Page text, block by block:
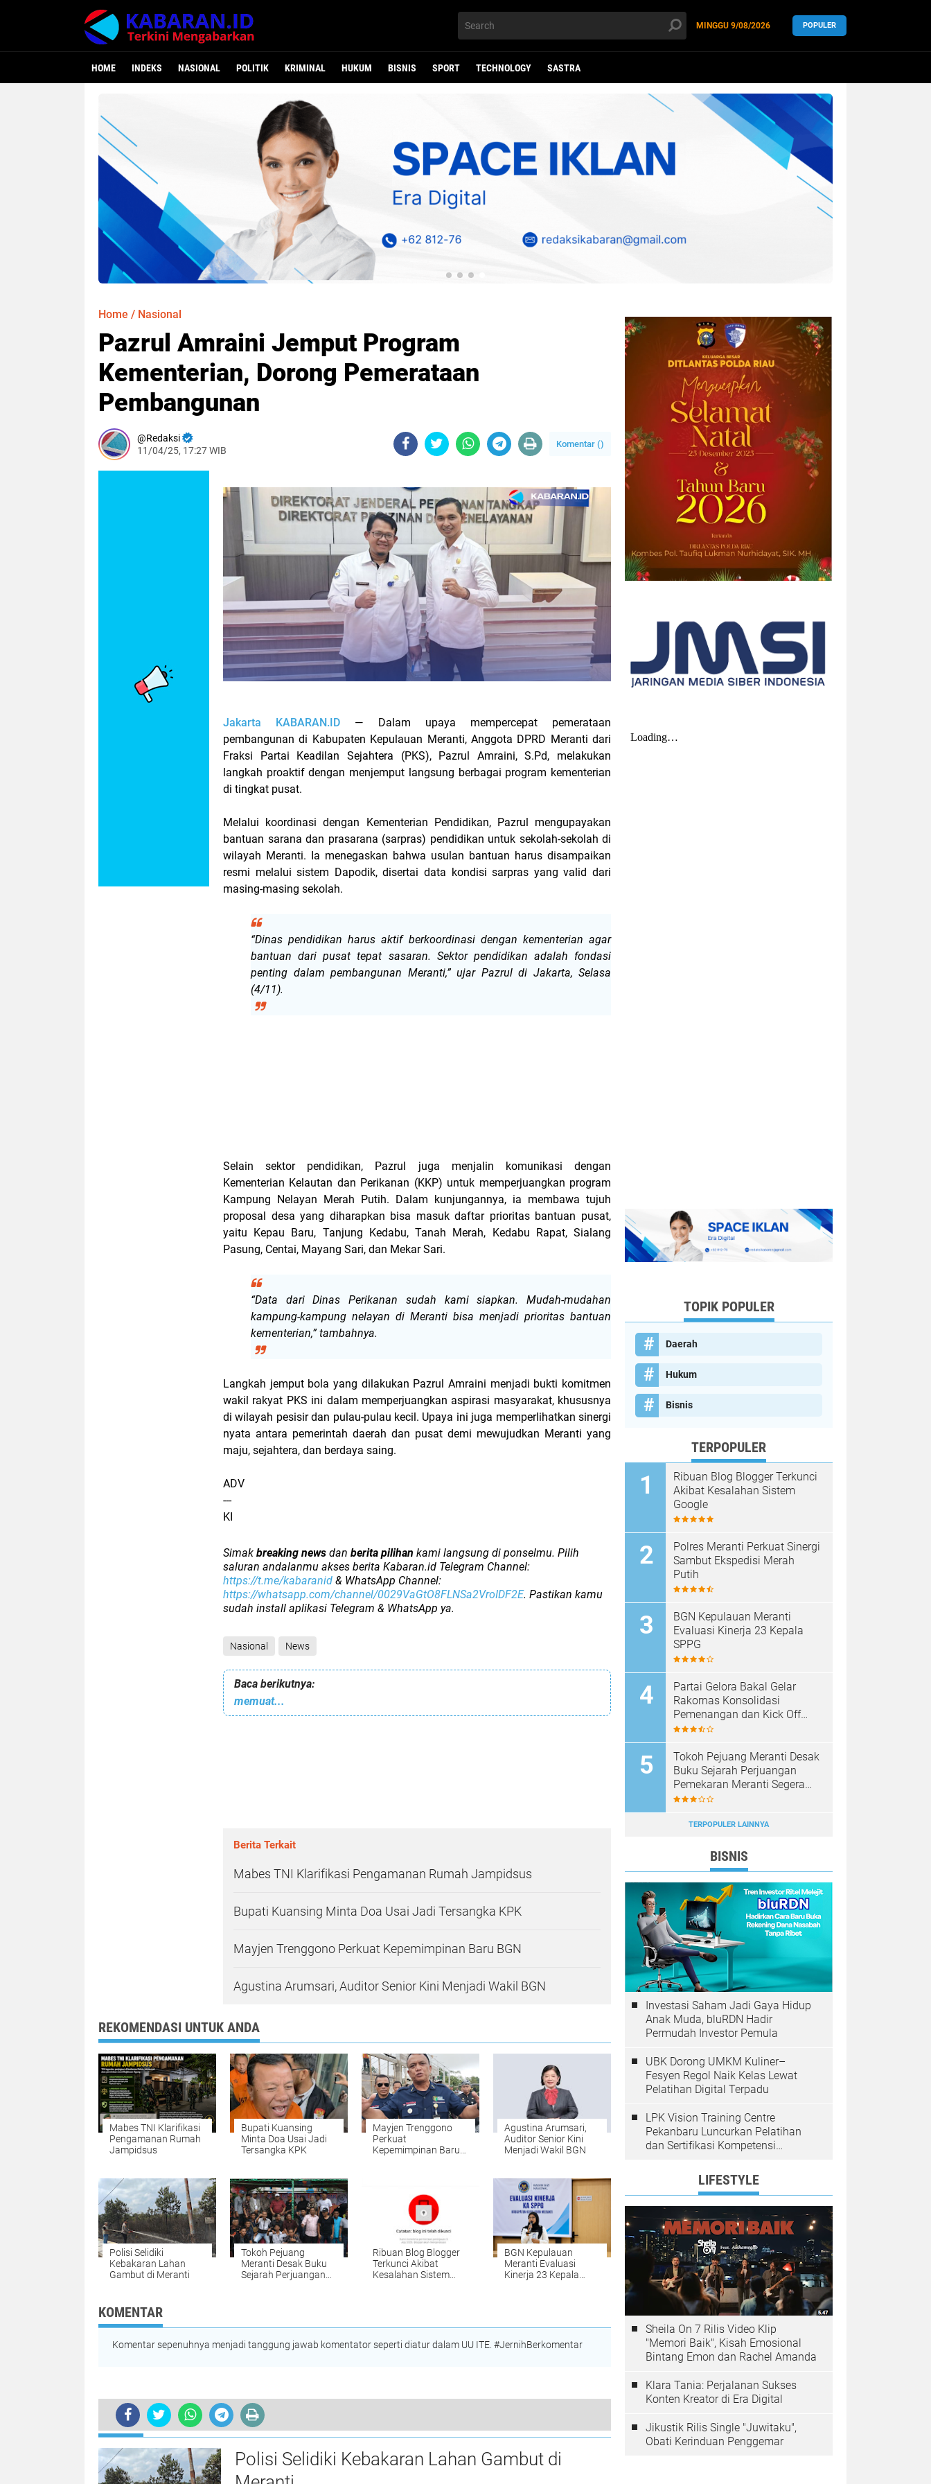
MINGGU 9/08/2026 POPULER
HOME INDEKS NASIONAL POLITIK KRIMINAL HUKUM BISNIS SPORT TECHNOLOGY SASTRA
Home / Nasional
Pazrul Amraini Jemput Program
Kementerian, Dorong Pemerataan
Pembangunan
Redaksi
11/04/25, 17:27 WIB
Komentar ()
Jakarta KABARAN.ID — Dalam upaya mempercepat pemerataan
pembangunan di Kabupaten Kepulauan Meranti, Anggota DPRD Meranti dari
Fraksi Partai Keadilan Sejahtera (PKS), Pazrul Amraini, S.Pd, melakukan
langkah proaktif dengan menjemput langsung berbagai program kementerian
di tingkat pusat.
Melalui koordinasi dengan Kementerian Pendidikan, Pazrul mengupayakan
bantuan sarana dan prasarana (sarpras) pendidikan untuk sekolah-sekolah di
wilayah Meranti. Ia menegaskan bahwa usulan bantuan harus disampaikan
resmi melalui sistem Dapodik, disertai data kondisi sarpras yang valid dari
masing-masing sekolah.
“Dinas pendidikan harus aktif berkoordinasi dengan kementerian agar
bantuan dari pusat tepat sasaran. Sektor pendidikan adalah fondasi
penting dalam pembangunan Meranti,” ujar Pazrul di Jakarta, Selasa
(4/11).
Selain sektor pendidikan, Pazrul juga menjalin komunikasi dengan
Kementerian Kelautan dan Perikanan (KKP) untuk memperjuangkan program
Kampung Nelayan Merah Putih. Dalam kunjungannya, ia membawa tujuh
proposal desa yang diharapkan bisa masuk daftar prioritas bantuan pusat,
yaitu Kepau Baru, Tanjung Kedabu, Tanah Merah, Kedabu Rapat, Sialang
Pasung, Centai, Mayang Sari, dan Mekar Sari.
“Data dari Dinas Perikanan sudah kami siapkan. Mudah-mudahan
kampung-kampung nelayan di Meranti bisa menjadi prioritas bantuan
kementerian,” tambahnya.
Langkah jemput bola yang dilakukan Pazrul Amraini menjadi bukti komitmen
wakil rakyat PKS ini dalam memperjuangkan aspirasi masyarakat, khususnya
di wilayah pesisir dan pulau-pulau kecil. Upaya ini juga memperlihatkan sinergi
nyata antara pemerintah daerah dan pusat demi mewujudkan Meranti yang
maju, sejahtera, dan berdaya saing.
ADV
---
KI
Simak breaking news dan berita pilihan kami langsung di ponselmu. Pilih
saluran andalanmu akses berita Kabaran.id Telegram Channel:
https://t.me/kabaranid & WhatsApp Channel:
https://whatsapp.com/channel/0029VaGtO8FLNSa2VroIDF2E. Pastikan kamu
sudah install aplikasi Telegram & WhatsApp ya.
Nasional News
Baca berikutnya:
memuat...
Berita Terkait
Mabes TNI Klarifikasi Pengamanan Rumah Jampidsus
Bupati Kuansing Minta Doa Usai Jadi Tersangka KPK
Mayjen Trenggono Perkuat Kepemimpinan Baru BGN
Agustina Arumsari, Auditor Senior Kini Menjadi Wakil BGN
REKOMENDASI UNTUK ANDA
Mabes TNI Klarifikasi
Pengamanan Rumah
Jampidsus
Bupati Kuansing
Minta Doa Usai Jadi
Tersangka KPK
Mayjen Trenggono
Perkuat
Kepemimpinan Baru
Agustina Arumsari,
Auditor Senior Kini
Menjadi Wakil BGN
Polisi Selidiki
Kebakaran Lahan
Gambut di Meranti
Tokoh Pejuang
Meranti Desak Buku
Sejarah Perjuangan
Ribuan Blog Blogger
Terkunci Akibat
Kesalahan Sistem
BGN Kepulauan
Meranti Evaluasi
Kinerja 23 Kepala
KOMENTAR
Komentar sepenuhnya menjadi tanggung jawab komentator seperti diatur dalam UU ITE. #JernihBerkomentar
Pazrul Amraini Jemput Program Kementerian, Dorong Pemerataan Pembangunan
TERKINI
Polisi Selidiki Kebakaran Lahan Gambut di
TOPIK POPULER
Daerah
Hukum
Bisnis
TERPOPULER
Ribuan Blog Blogger Terkunci
Akibat Kesalahan Sistem
Google
Polres Meranti Perkuat Sinergi
Sambut Ekspedisi Merah
Putih
BGN Kepulauan Meranti
Evaluasi Kinerja 23 Kepala
SPPG
Partai Gelora Bakal Gelar
Rakornas Konsolidasi
Pemenangan dan Kick Off
Pencalegan
Tokoh Pejuang Meranti Desak
Buku Sejarah Perjuangan
Pemekaran Meranti Segera
Diterbitkan
TERPOPULER LAINNYA
BISNIS
Investasi Saham Jadi Gaya Hidup
Anak Muda, bluRDN Hadir
Permudah Investor Pemula
UBK Dorong UMKM Kuliner–
Fesyen Regol Naik Kelas Lewat
Pelatihan Digital Terpadu
LPK Vision Training Centre
Pekanbaru Luncurkan Pelatihan
dan Sertifikasi Kompetensi
LIFESTYLE
Sheila On 7 Rilis Video Klip
"Memori Baik", Kisah Emosional
Bintang Emon dan Rachel Amanda
Klara Tania: Perjalanan Sukses
Konten Kreator di Era Digital
Jikustik Rilis Single "Juwitaku",
Obati Kerinduan Penggemar